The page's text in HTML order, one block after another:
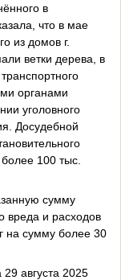
в
что в мае
из домов г.
ветки дерева, в
органами
уголовного
Досудебной
100 тыс.
сумму
вреда и расходов
на сумму более 30
августа 2025